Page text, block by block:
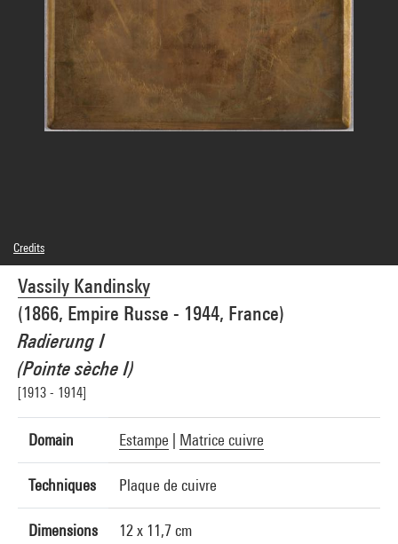
Vassily Kandinsky
(1866, Empire Russe - 1944, France)
Radierung I
(Pointe sèche I)
[1913 - 1914]
Domain Estampe Matrice cuivre
Techniques Plaque de cuivre
Dimensions 12 x 11,7 cm
Credits
Domaine public
Photo credits : Centre Pompidou, MNAM-CCI/Bertrand Prévost/Dist. GrandPalaisRmn
Image reference : 4N53905
Image presentation : GrandPalaisRmnPhoto